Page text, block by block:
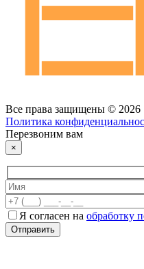
Все права защищены © 2026
Политика
Перезвоним вам
×
Я согласен на обработку